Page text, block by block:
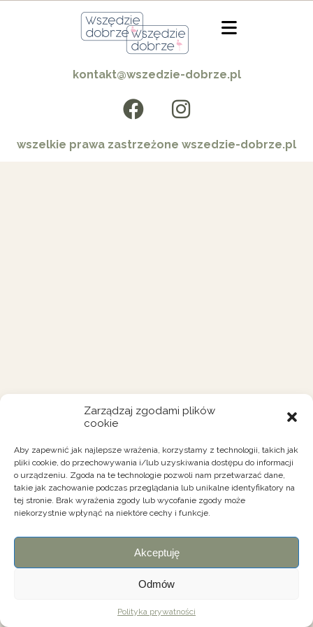
Zarządzaj zgodami plików
cookie
Aby zapewnić jak najlepsze wrażenia, korzystamy z technologii, takich jak
pliki cookie, do przechowywania i/lub uzyskiwania dostępu do informacji
o urządzeniu. Zgoda na te technologie pozwoli nam przetwarzać dane,
takie jak zachowanie podczas przeglądania lub unikalne identyfikatory na
tej stronie. Brak wyrażenia zgody lub wycofanie zgody może
niekorzystnie wpłynąć na niektóre cechy i funkcje.
Akceptuję
Odmów
Polityka prywatności
kontakt@wszedzie-dobrze.pl
wszelkie prawa zastrzeżone wszedzie-dobrze.pl